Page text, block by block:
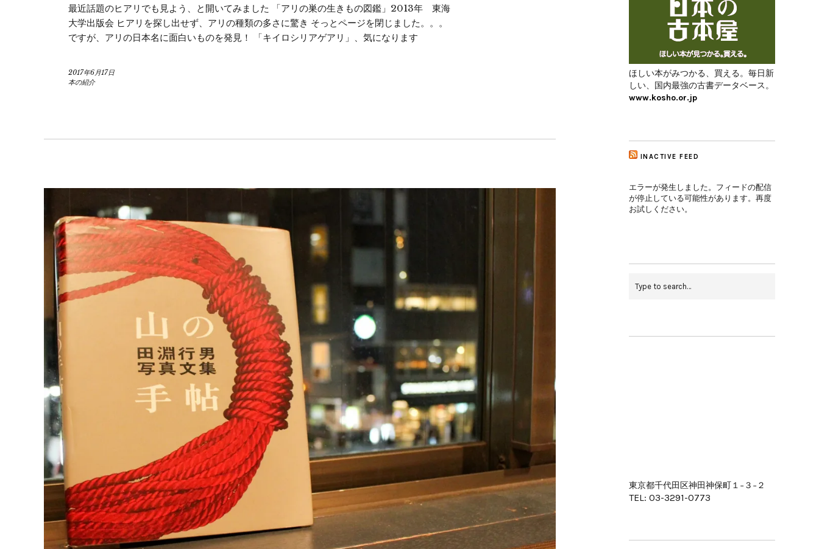
最近話題のヒアリでも見よう、と開いてみました 「アリの巣の生きもの図鑑」2013年 東海
大学出版会 ヒアリを探し出せず、アリの種類の多さに驚き そっとページを閉じました。。。
ですが、アリの日本名に面白いものを発見！ 「キイロシリアゲアリ」、気になります
2017年6月17日
本の紹介
ほしい本がみつかる、買える。毎日新
しい、国内最強の古書データベース。
www.kosho.or.jp
INACTIVE FEED
エラーが発生しました。フィードの配信
が停止している可能性があります。再度
お試しください。
東京都千代田区神田神保町１−３−２
TEL: 03-3291-0773